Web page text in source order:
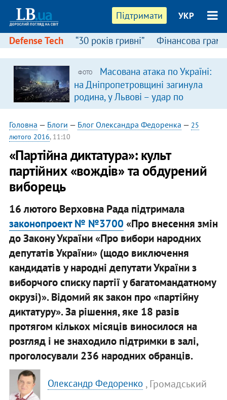
Підтримати УКР
Defense Tech “30 років гривні” Фінансова
ФОТО
Масована атака по Україні:
на Дніпропетровщині загинула
родина, у Львові – удар по
багатоповерхівках
(доповнюється)
Головна — Блоги — Блог Олександра Федоренка — 25
лютого 2016, 11:10
«Партійна диктатура»: культ
партійних «вождів» та обдурений
виборець
16 лютого Верховна Рада підтримала
законопроект № №3700 «Про внесення змін
до Закону України «Про вибори народних
депутатів України» (щодо виключення
кандидатів у народні депутати України з
виборчого списку партії у багатомандатному
окрузі)». Відомий як закон про «партійну
диктатуру». За рішення, яке 18 разів
протягом кількох місяців виносилося на
розгляд і не знаходило підтримки в залі,
проголосували 236 народних обранців.
Олександр Федоренко , Громадський